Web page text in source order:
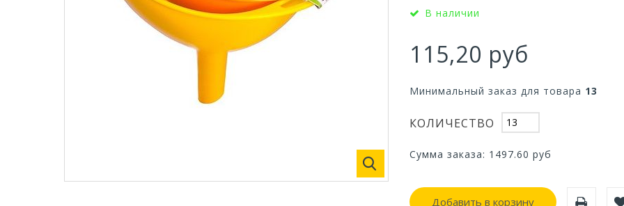
В наличии
115,20 руб
Минимальный заказ для товара 13
КОЛИЧЕСТВО
Сумма заказа: 1497.60 руб
Добавить в корзину